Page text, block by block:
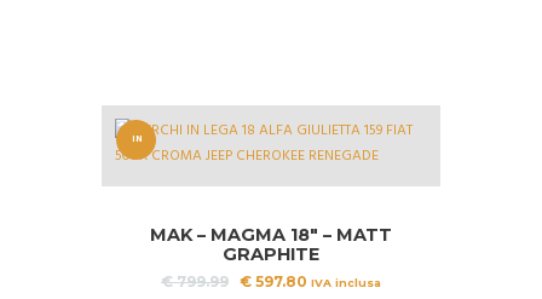
IN
MAK – MAGMA 18″ – MATT
GRAPHITE
€799.99 Il
€ 597.80 IlIVA inclusa